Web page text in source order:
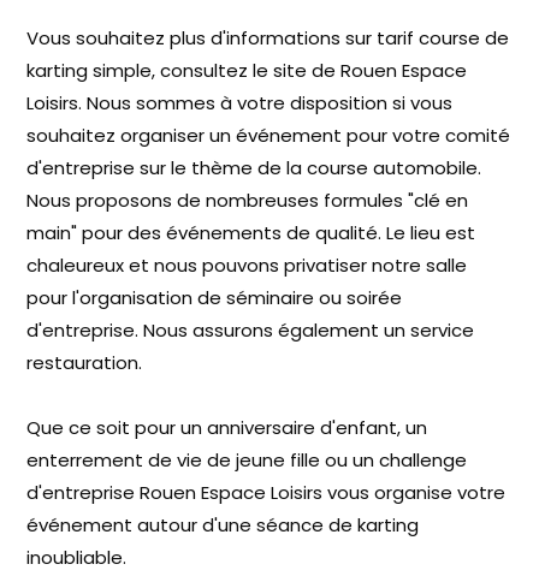
Vous souhaitez plus d'informations sur tarif course de
karting simple, consultez le site de Rouen Espace
Loisirs. Nous sommes à votre disposition si vous
souhaitez organiser un événement pour votre comité
d'entreprise sur le thème de la course automobile.
Nous proposons de nombreuses formules "clé en
main" pour des événements de qualité. Le lieu est
chaleureux et nous pouvons privatiser notre salle
pour l'organisation de séminaire ou soirée
d'entreprise. Nous assurons également un service
restauration.
Que ce soit pour un anniversaire d'enfant, un
enterrement de vie de jeune fille ou un challenge
d'entreprise Rouen Espace Loisirs vous organise votre
événement autour d'une séance de karting
inoubliable.